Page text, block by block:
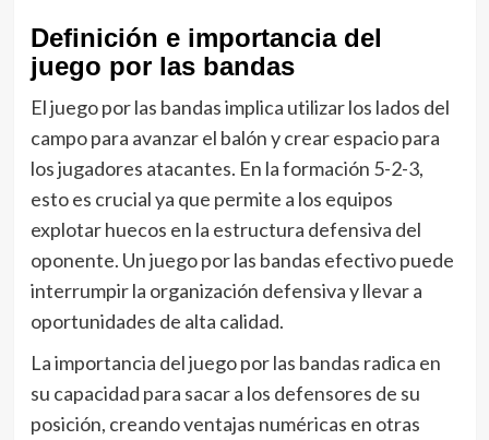
Definición e importancia del
juego por las bandas
El juego por las bandas implica utilizar los lados del
campo para avanzar el balón y crear espacio para
los jugadores atacantes. En la formación 5-2-3,
esto es crucial ya que permite a los equipos
explotar huecos en la estructura defensiva del
oponente. Un juego por las bandas efectivo puede
interrumpir la organización defensiva y llevar a
oportunidades de alta calidad.
La importancia del juego por las bandas radica en
su capacidad para sacar a los defensores de su
posición, creando ventajas numéricas en otras